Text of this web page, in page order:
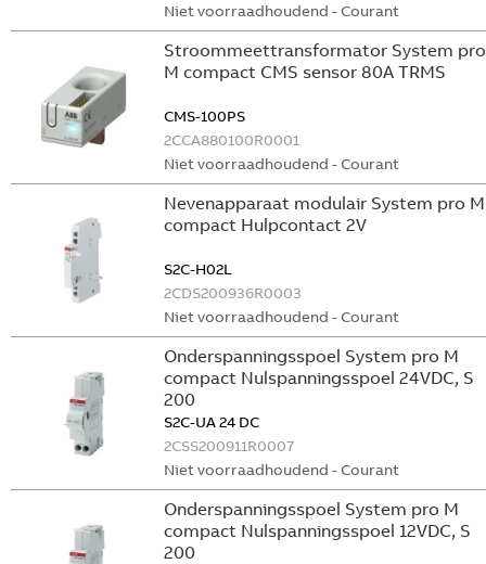
Niet voorraadhoudend - Courant
Stroommeettransformator System pro
M compact CMS sensor 80A TRMS
CMS-100PS
2CCA880100R0001
Niet voorraadhoudend - Courant
Nevenapparaat modulair System pro M
compact Hulpcontact 2V
S2C-H02L
2CDS200936R0003
Niet voorraadhoudend - Courant
Onderspanningsspoel System pro M
compact Nulspanningsspoel 24VDC, S
200
S2C-UA 24 DC
2CSS200911R0007
Niet voorraadhoudend - Courant
Onderspanningsspoel System pro M
compact Nulspanningsspoel 12VDC, S
200